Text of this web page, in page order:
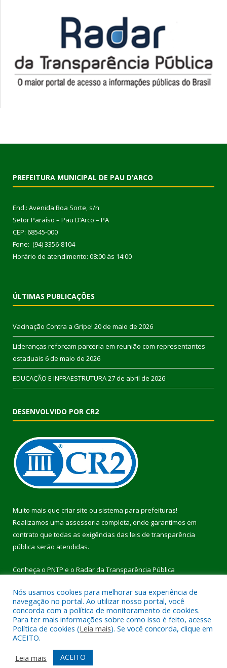
PREFEITURA MUNICIPAL DE PAU D’ARCO
End.: Avenida Boa Sorte, s/n
Setor Paraíso – Pau D’Arco – PA
CEP: 68545-000
Fone: (94) 3356-8104
Horário de atendimento: 08:00 às 14:00
ÚLTIMAS PUBLICAÇÕES
Vacinação Contra a Gripe! 20 de maio de 2026
Lideranças reforçam parceria em reunião com representantes
estaduais 6 de maio de 2026
EDUCAÇÃO E INFRAESTRUTURA27 de abril de 2026
DESENVOLVIDO POR CR2
Muito mais que criar site ou sistema para prefeituras!
Realizamos uma assessoria completa, onde garantimos em
contrato que todas as exigências das leis de transparência
pública serão atendidas.
Conheça o PNTP e o Radar da Transparência Pública
Todos os direitos reservados a Prefeitura Municipal de Pau
D’Arco.
Mapa do Site
Acessar Área Administrativa
Acessar Webmail
Nós usamos cookies para melhorar sua experiência de
navegação no portal. Ao utilizar nosso portal, você
concorda com a política de monitoramento de cookies.
Para ter mais informações sobre como isso é feito, acesse
Política de cookies (Leia mais). Se você concorda, clique em
ACEITO.
Leia mais
ACEITO